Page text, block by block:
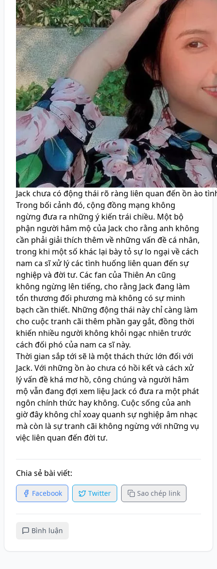
Jack chưa có động thái rõ ràng liên quan đến ồn ào
Trong bối cảnh đó, cộng đồng mạng không
ngừng đưa ra những ý kiến trái chiều. Một bộ
phận người hâm mộ của Jack cho rằng anh không
cần phải giải thích thêm về những vấn đề cá nhân,
trong khi một số khác lại bày tỏ sự lo ngại về cách
nam ca sĩ xử lý các tình huống liên quan đến sự
nghiệp và đời tư. Các fan của Thiên An cũng
không ngừng lên tiếng, cho rằng Jack đang làm
tổn thương đối phương mà không có sự minh
bạch cần thiết. Những động thái này chỉ càng làm
cho cuộc tranh cãi thêm phần gay gắt, đồng thời
khiến nhiều người không khỏi ngạc nhiên trước
cách đối phó của nam ca sĩ này.
Thời gian sắp tới sẽ là một thách thức lớn đối với
Jack. Với những ồn ào chưa có hồi kết và cách xử
lý vấn đề khá mơ hồ, công chúng và người hâm
mộ vẫn đang đợi xem liệu Jack có đưa ra một phát
ngôn chính thức hay không. Cuộc sống của anh
giờ đây không chỉ xoay quanh sự nghiệp âm nhạc
mà còn là sự tranh cãi không ngừng với những vụ
việc liên quan đến đời tư.
Chia sẻ bài viết:
Facebook Twitter Sao chép link
Bình luận